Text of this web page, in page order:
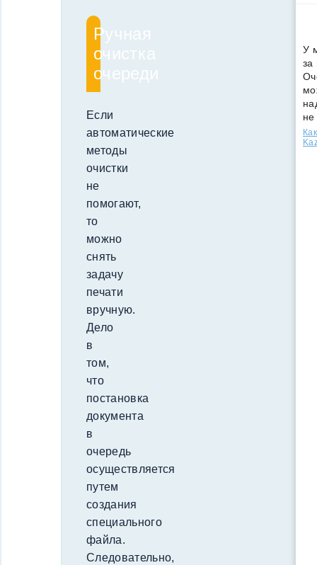
Ручная
очистка
очереди
Если
автоматические
методы
очистки
не
помогают,
то
можно
снять
задачу
печати
вручную.
Дело
в
том,
что
постановка
документа
в
очередь
осуществляется
путем
создания
специального
файла.
Следовательно,
У
за
не